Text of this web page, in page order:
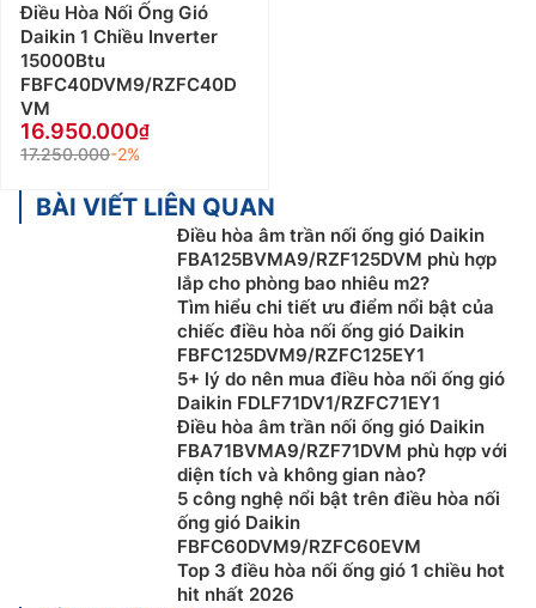
Điều Hòa Nối Ống Gió
Daikin 1 Chiều Inverter
15000Btu
FBFC40DVM9/RZFC40D
VM
16.950.000
17.250.000-2%
BÀI VIẾT LIÊN QUAN
Điều hòa âm trần nối ống gió Daikin
FBA125BVMA9/RZF125DVM phù hợp
lắp cho phòng bao nhiêu m2?
Tìm hiểu chi tiết ưu điểm nổi bật của
chiếc điều hòa nối ống gió Daikin
FBFC125DVM9/RZFC125EY1
5+ lý do nên mua điều hòa nối ống gió
Daikin FDLF71DV1/RZFC71EY1
Điều hòa âm trần nối ống gió Daikin
FBA71BVMA9/RZF71DVM phù hợp với
diện tích và không gian nào?
5 công nghệ nổi bật trên điều hòa nối
ống gió Daikin
FBFC60DVM9/RZFC60EVM
Top 3 điều hòa nối ống gió 1 chiều hot
hit nhất 2026